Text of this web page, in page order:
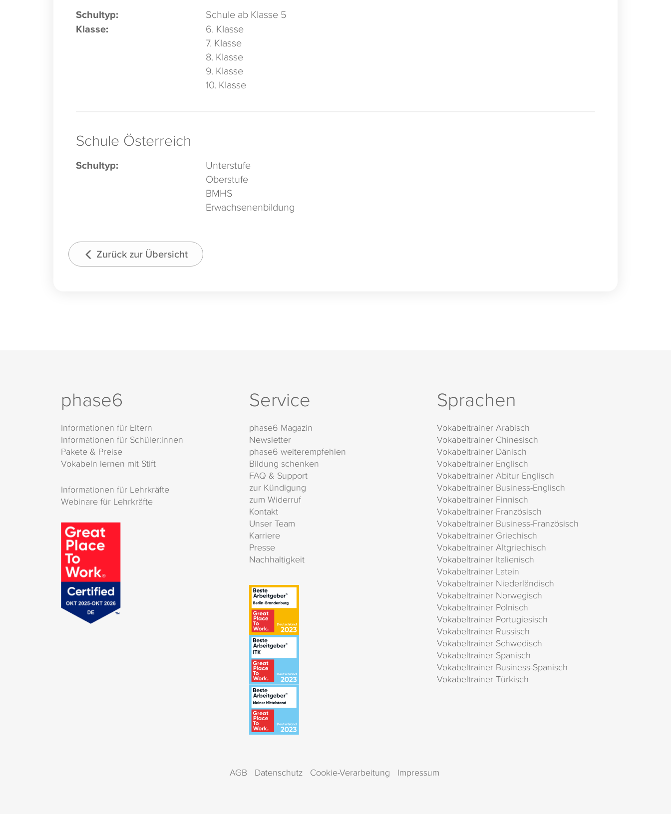
Schultyp: Schule ab Klasse 5
Klasse:
6. Klasse
7. Klasse
8. Klasse
9. Klasse
10. Klasse
Schule Österreich
Schultyp:
Unterstufe
Oberstufe
BMHS
Erwachsenenbildung
Zurück zur Übersicht
phase6
Informationen für Eltern
Informationen für Schüler:innen
Pakete & Preise
Vokabeln lernen mit Stift
Informationen für Lehrkräfte
Webinare für Lehrkräfte
Service
phase6 Magazin
Newsletter
phase6 weiterempfehlen
Bildung schenken
FAQ & Support
zur Kündigung
zum Widerruf
Kontakt
Unser Team
Karriere
Presse
Nachhaltigkeit
Sprachen
Vokabeltrainer Arabisch
Vokabeltrainer Chinesisch
Vokabeltrainer Dänisch
Vokabeltrainer Englisch
Vokabeltrainer Abitur Englisch
Vokabeltrainer Business-Englisch
Vokabeltrainer Finnisch
Vokabeltrainer Französisch
Vokabeltrainer Business-Französisch
Vokabeltrainer Griechisch
Vokabeltrainer Altgriechisch
Vokabeltrainer Italienisch
Vokabeltrainer Latein
Vokabeltrainer Niederländisch
Vokabeltrainer Norwegisch
Vokabeltrainer Polnisch
Vokabeltrainer Portugiesisch
Vokabeltrainer Russisch
Vokabeltrainer Schwedisch
Vokabeltrainer Spanisch
Vokabeltrainer Business-Spanisch
Vokabeltrainer Türkisch
AGB Datenschutz Cookie-Verarbeitung Impressum